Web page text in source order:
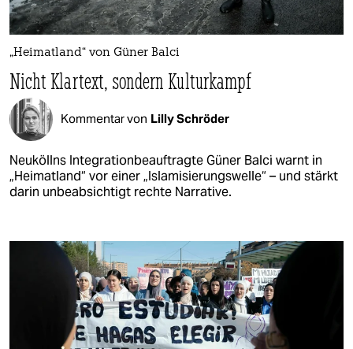
„Heimatland“ von Güner Balci
Nicht Klartext, sondern Kulturkampf
Kommentar von Lilly Schröder
Neuköllns Integrationbeauftragte Güner Balci warnt in
„Heimatland“ vor einer „Islamisierungswelle“ – und stärkt
darin unbeabsichtigt rechte Narrative.